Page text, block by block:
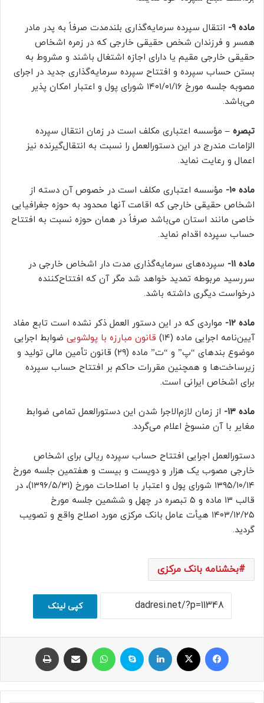
ماده ۹-
انتقال سپرده سرمایه‌گذاری بلندمدت صرفاً به پدر مادر
همسر و فرزندان شخص حقیقی خارجی که در زمره اشخاص
حقیقی خارجی مقیم یا دارای اجازه اشتغال باشند و مشروط به
بستن حساب سپرده و افتتاح سپرده سرمایه‌گذاری جدید در اجرای
مصوبه جلسه مورخ ۱۴۰۱/۰۱/۱۶ شورای پول و اعتبار امکان پذیر
می‌باشد.
تبصره –مؤسسه اعتباری مکلف است در زمان انتقال سپرده
الزامات مندرج در این دستورالعمل را نسبت به انتقال‌گیرنده نیز
اعمال و رعایت نماید.
ماده ۱۰-
مؤسسه اعتباری مکلف است در خصوص آن دسته از
اشخاص حقیقی خارجی که اقامت آنها محدود به حوزه جغرافیایی
خاصی مانند استان می‌باشد صرفاً در همان حوزه نسبت به افتتاح
حساب سپرده اقدام نماید.
ماده ۱۱-
سپرده‌های سرمایه‌گذاری مدت دار اشخاص خارجی در
سررسید مربوطه تمدید خواهد شد مگر آن که افتتاح‌کننده
درخواست دیگری داشته باشد.
ماده ۱۲-
مواردی که در این دستور العمل ذکر نشده است تابع مفاد
آیین‌نامه اجرایی ماده (۱۴)
قانون مبارزه با پولشویی ضوابط اجرایی
موضوع بندهای “پ” و “ت” ماده (۲۹) قانون تأمین مالی تولید و
زیرساخت‌ها و همچنین مقررات حاکم بر افتتاح حساب سپرده
برای اشخاص ایرانی است.
ماده ۱۳-
از زمان لازم‌الاجرا شدن این دستورالعمل تمامی ضوابط
مغایر با آن منسوخ اعلام می‌گردد.
دستورالعمل اجرایی افتتاح حساب سپرده ریالی برای اشخاص
خارجی مصوب یک هزار و دویست و بیست و هفتمین جلسه مورخ
۱۳۹۵/۱۰/۱۴ شورای پول و اعتبار با اصلاحات مورخ (۱۳۹۶/۵/۳۱)، در
قالب ۱۳ ماده و ۵ تبصره در چهل و ششمین جلسه مورخ
۱۴۰۳/۱۲/۲۵ هیأت عامل بانک مرکزی مورد اصلاح واقع و تصویب
گردید.
بخشنامه بانک مرکزی
کپی لینک
فیسبوک ایکس لینکداین اسکایپ واتس آپ اشتراک با ایمیل